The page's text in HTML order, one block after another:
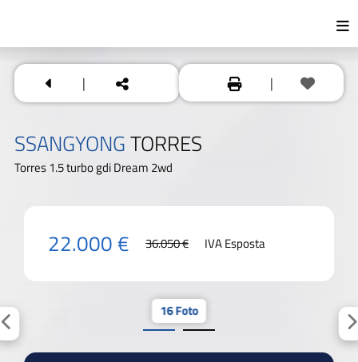
| |
SSANGYONGTORRES
Torres 1.5 turbo gdi Dream 2wd
22.000 € 36.050 € IVA Esposta
16 Foto